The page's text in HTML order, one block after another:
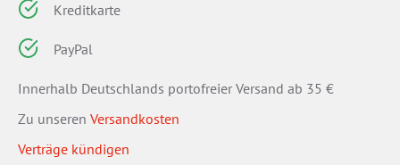
Kreditkarte
PayPal
Innerhalb Deutschlands portofreier Versand ab 35 €
Zu unseren Versandkosten
Verträge kündigen